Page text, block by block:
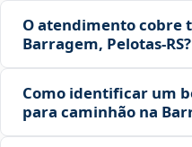
O atendimento cobre
Barragem, Pelotas‑RS?
Como identificar um
para caminhão na